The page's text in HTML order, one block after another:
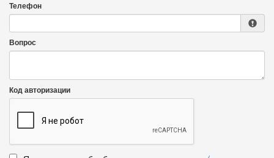
Телефон
Вопрос
Код авторизации